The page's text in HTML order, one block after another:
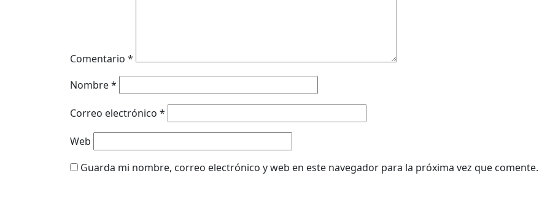
Comentario *
Nombre*
Correo electrónico *
Web
Guarda mi nombre, correo electrónico y web en este navegador para la próxima vez que comente.